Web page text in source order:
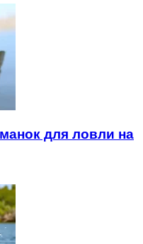
для ловли на